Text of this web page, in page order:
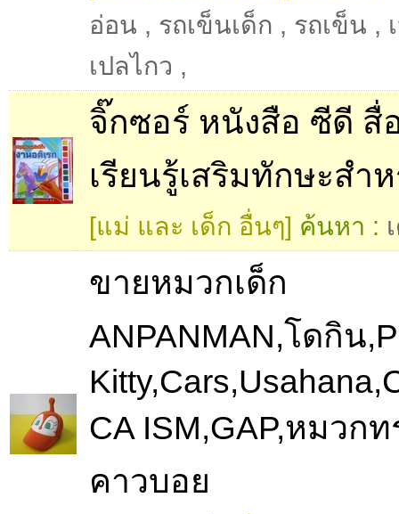
อ่อน , รถเข็นเด็ก , รถเข็น ,
เปลไกว ,
จิ๊กซอร์ หนังสือ ซีดี สื่
เรียนรู้เสริมทักษะสำ
[แม่ และ เด็ก อื่นๆ] ค้นหา :
ขายหมวกเด็ก
ANPANMAN,โดกิน
CA ISM,GAP,หมวกท
คาวบอย